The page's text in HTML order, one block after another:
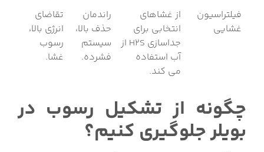
فیلتراسیون
غشایی
از غشاهای
انتخابی برای
جداسازی H2S از
آب استفاده
می کند.
راندمان
حذف بالا،
سیستم
فشرده.
تقاضای
انرژی بالا،
رسوب
غشا.
چگونه از تشکیل رسوب در
بویلر جلوگیری کنیم؟